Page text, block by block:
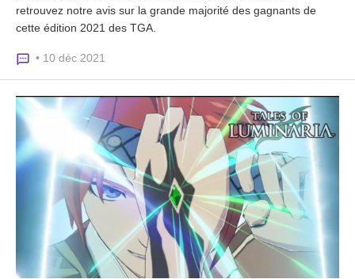
retrouvez notre avis sur la grande majorité des gagnants de
cette édition 2021 des TGA.
• 10 déc 2021